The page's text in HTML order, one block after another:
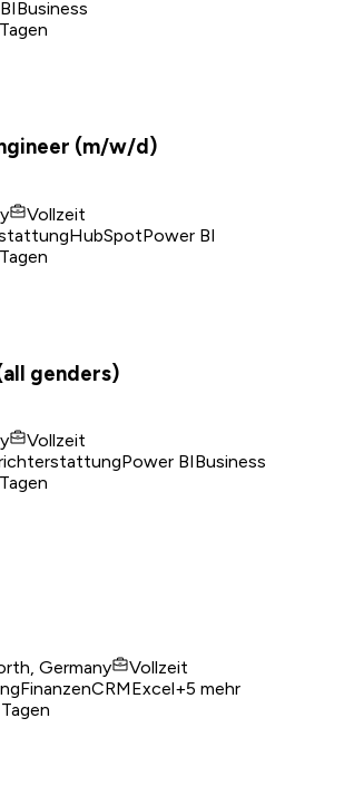
Business
(m/w/d)
Vollzeit
HubSpotPower BI
genders)
Vollzeit
Power BIBusiness
Germany
Vollzeit
FinanzenCRMExcel+5 mehr